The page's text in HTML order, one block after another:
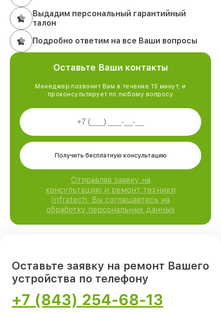
Выдадим персональный гарантийный
талон
Подробно ответим на все Ваши вопросы
Оставьте Ваши контакты
Менеджер позвонит Вам в течение 15 минут, и
проконсультирует по любому вопросу
Получить бесплатную консультацию
Отправляя заявку на
консультацию и ремонт техники
Infratech, Вы соглашаетесь на
обработку персональных данных
Оставьте заявку на ремонт Вашего
устройства по телефону
+7 (843) 254-68-13